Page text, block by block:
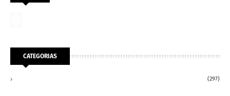
CATEGORIAS
(297)